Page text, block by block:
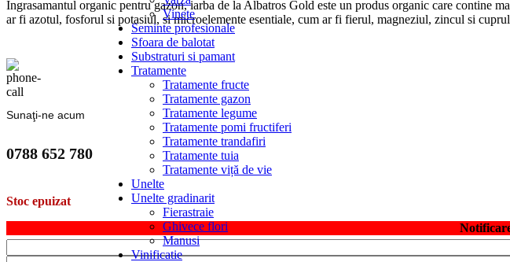
Vinete
Seminte profesionale
Sfoara de balotat
Substraturi si pamant
Tratamente
Tratamente fructe
Tratamente gazon
Tratamente legume
Tratamente pomi fructiferi
Tratamente trandafiri
Tratamente tuia
Tratamente viță de vie
Unelte
Unelte gradinarit
Fierastraie
Ghivece flori
Manusi
Vinificatie
Ingrasamantul organic pentru gazon, iarba de la Albatros Gold este un produs organic care contine
ar fi azotul, fosforul si potasiul, si microelemente esentiale, cum ar fi fierul, magneziul, zincul si
Sunaţi-ne acum
0788 652 780
Stoc epuizat